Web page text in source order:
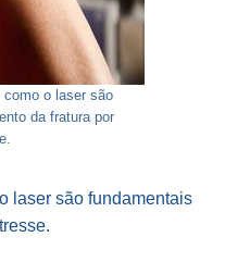
como o laser são
da fratura por
laser são fundamentais